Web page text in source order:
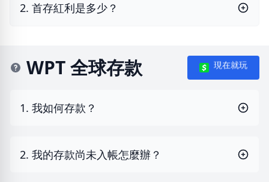
2. 首存紅利是多少？
WPT 全球存款 現在就玩
1. 我如何存款？
2. 我的存款尚未入帳怎麼辦？